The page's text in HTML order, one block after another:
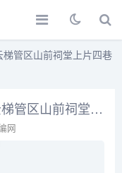
管区山前祠堂上片四巷
广东省潮州市湘桥区凤新街道云梯管区山前祠堂上片四巷邮编是521011
网